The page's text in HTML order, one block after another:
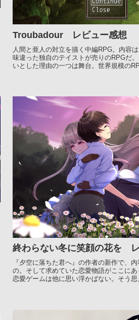
Troubadour レビュー感想
人間と亜人の対立を描く中編RPG。内容
味違った独自のテイストが売りのRPGだ
いとした理由の一つは舞台。世界規模の
終わらない冬に笑顔の花を
『夕空に落ちた君へ』の作者の新作で、
の。そして求めていた恋愛物語がここに
恋愛ゲームは他に思い浮かばない。そう